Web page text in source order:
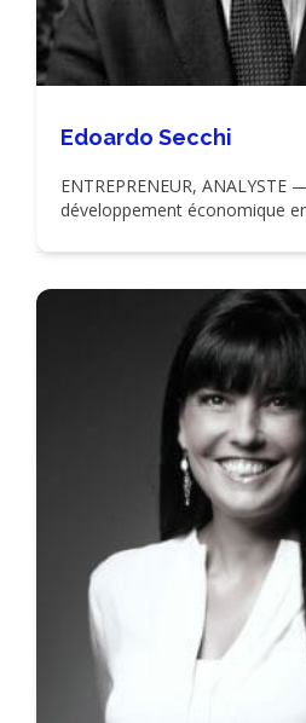
Edoardo Secchi
ENTREPRENEUR, ANALYSTE
développement économique